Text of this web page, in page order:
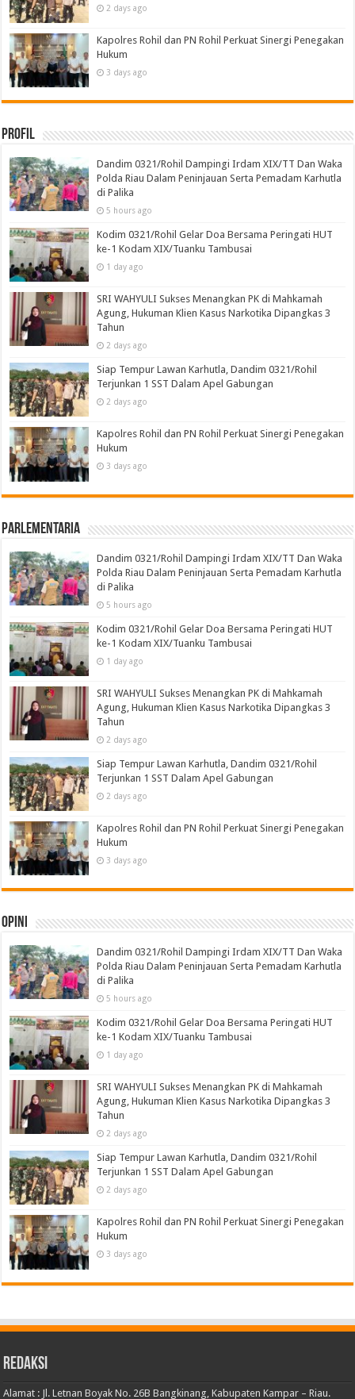
2 days ago
Kapolres Rohil dan PN Rohil Perkuat Sinergi Penegakan
Hukum
3 days ago
Profil
Dandim 0321/Rohil Dampingi Irdam XIX/TT Dan Waka
Polda Riau Dalam Peninjauan Serta Pemadam Karhutla
di Palika
5 hours ago
Kodim 0321/Rohil Gelar Doa Bersama Peringati HUT
ke-1 Kodam XIX/Tuanku Tambusai
1 day ago
SRI WAHYULI Sukses Menangkan PK di Mahkamah
Agung, Hukuman Klien Kasus Narkotika Dipangkas 3
Tahun
2 days ago
Siap Tempur Lawan Karhutla, Dandim 0321/Rohil
Terjunkan 1 SST Dalam Apel Gabungan
2 days ago
Kapolres Rohil dan PN Rohil Perkuat Sinergi Penegakan
Hukum
3 days ago
Parlementaria
Dandim 0321/Rohil Dampingi Irdam XIX/TT Dan Waka
Polda Riau Dalam Peninjauan Serta Pemadam Karhutla
di Palika
5 hours ago
Kodim 0321/Rohil Gelar Doa Bersama Peringati HUT
ke-1 Kodam XIX/Tuanku Tambusai
1 day ago
SRI WAHYULI Sukses Menangkan PK di Mahkamah
Agung, Hukuman Klien Kasus Narkotika Dipangkas 3
Tahun
2 days ago
Siap Tempur Lawan Karhutla, Dandim 0321/Rohil
Terjunkan 1 SST Dalam Apel Gabungan
2 days ago
Kapolres Rohil dan PN Rohil Perkuat Sinergi Penegakan
Hukum
3 days ago
Opini
Dandim 0321/Rohil Dampingi Irdam XIX/TT Dan Waka
Polda Riau Dalam Peninjauan Serta Pemadam Karhutla
di Palika
5 hours ago
Kodim 0321/Rohil Gelar Doa Bersama Peringati HUT
ke-1 Kodam XIX/Tuanku Tambusai
1 day ago
SRI WAHYULI Sukses Menangkan PK di Mahkamah
Agung, Hukuman Klien Kasus Narkotika Dipangkas 3
Tahun
2 days ago
Siap Tempur Lawan Karhutla, Dandim 0321/Rohil
Terjunkan 1 SST Dalam Apel Gabungan
2 days ago
Kapolres Rohil dan PN Rohil Perkuat Sinergi Penegakan
Hukum
3 days ago
Redaksi
Alamat : Jl. Letnan Boyak No. 26B Bangkinang, Kabupaten Kampar – Riau.